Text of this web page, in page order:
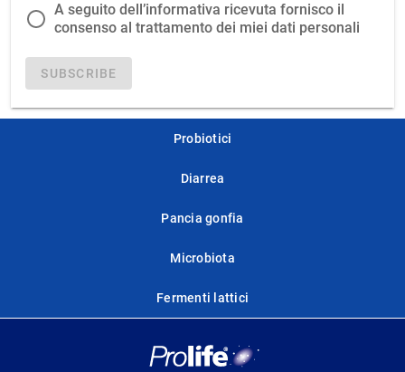
A seguito dell’informativa ricevuta fornisco il
consenso al trattamento dei miei dati personali
SUBSCRIBE
Probiotici
Diarrea
Pancia gonfia
Microbiota
Fermenti lattici